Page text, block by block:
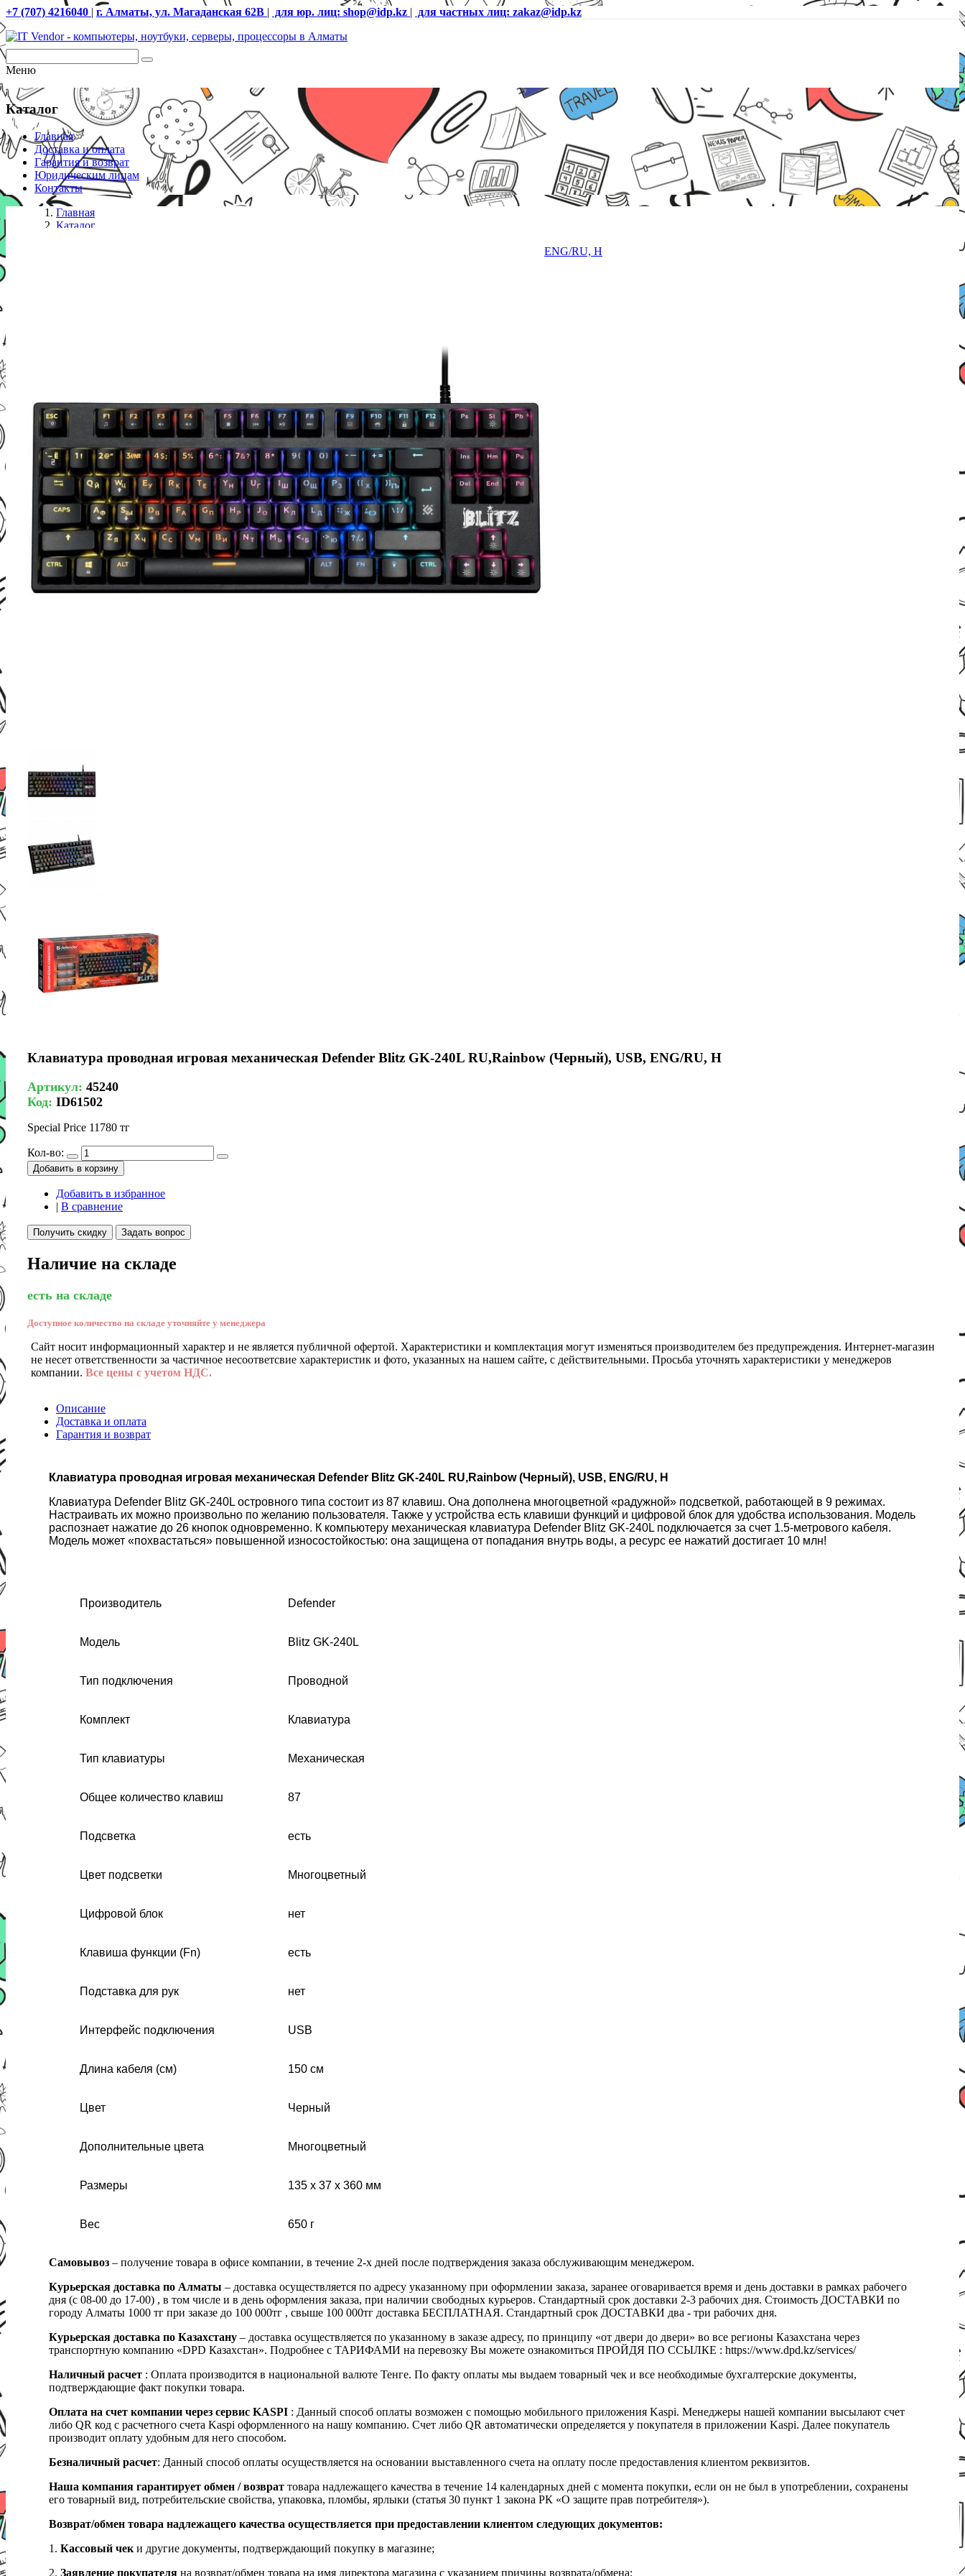
+7 (707) 4216040 | г. Алматы, ул. Магаданская 62В | для юр. лиц: shop@idp.kz | для частных лиц: zakaz@idp.kz
Меню
Каталог
Главная
Доставка и оплата
Гарантия и возврат
Юридическим лицам
Контакты
Главная
Каталог
Клавиатура проводная игровая механическая Defender Blitz GK-240L RU,Rainbow (Черный), USB, ENG/RU, Н
Клавиатура проводная игровая механическая Defender Blitz GK-240L RU,Rainbow (Черный), USB, ENG/RU, Н
Артикул: 45240
Код: ID61502
Special Price 11780 тг
Кол-во:
Добавить в корзину
Добавить в избранное
| В сравнение
Получить скидку Задать вопрос
Наличие на складе
есть на складе
Доступное количество на складе уточняйте у менеджера
Сайт носит информационный характер и не является публичной офертой. Характеристики и комплектация могут изменяться производителем без предупреждения. Интернет-магазин
не несет ответственности за частичное несоответсвие характеристик и фото, указанных на нашем сайте, с действительными. Просьба уточнять характеристики у менеджеров
компании. Все цены с учетом НДС.
Описание
Доставка и оплата
Гарантия и возврат
Клавиатура проводная игровая механическая Defender Blitz GK-240L RU,Rainbow (Черный), USB, ENG/RU, Н
Клавиатура Defender Blitz GK-240L островного типа состоит из 87 клавиш. Она дополнена многоцветной «радужной» подсветкой, работающей в 9 режимах.
Настраивать их можно произвольно по желанию пользователя. Также у устройства есть клавиши функций и цифровой блок для удобства использования. Модель
распознает нажатие до 26 кнопок одновременно. К компьютеру механическая клавиатура Defender Blitz GK-240L подключается за счет 1.5-метрового кабеля.
Модель может «похвастаться» повышенной износостойкостью: она защищена от попадания внутрь воды, а ресурс ее нажатий достигает 10 млн!
Производитель Defender
Модель Blitz GK-240L
Тип подключения Проводной
Комплект Клавиатура
Тип клавиатуры Механическая
Общее количество клавиш 87
Подсветка есть
Цвет подсветки Многоцветный
Цифровой блок нет
Клавиша функции (Fn) есть
Подставка для рук нет
Интерфейс подключения USB
Длина кабеля (см) 150 см
Цвет Черный
Дополнительные цвета Многоцветный
Размеры 135 x 37 x 360 мм
Вес 650 г
Самовывоз – получение товара в офисе компании, в течение 2-х дней после подтверждения заказа обслуживающим менеджером.
Курьерская доставка по Алматы – доставка осуществляется по адресу указанному при оформлении заказа, заранее оговаривается время и день доставки в рамках рабочего
дня (с 08-00 до 17-00) , в том числе и в день оформления заказа, при наличии свободных курьеров. Стандартный срок доставки 2-3 рабочих дня. Стоимость ДОСТАВКИ по
городу Алматы 1000 тг при заказе до 100 000тг , свыше 100 000тг доставка БЕСПЛАТНАЯ. Стандартный срок ДОСТАВКИ два - три рабочих дня.
Курьерская доставка по Казахстану – доставка осуществляется по указанному в заказе адресу, по принципу «от двери до двери» во все регионы Казахстана через
транспортную компанию «DPD Казахстан». Подробнее с ТАРИФАМИ на перевозку Вы можете ознакомиться ПРОЙДЯ ПО ССЫЛКЕ : https://www.dpd.kz/services/
Наличный расчет : Оплата производится в национальной валюте Тенге. По факту оплаты мы выдаем товарный чек и все необходимые бухгалтерские документы,
подтверждающие факт покупки товара.
Оплата на счет компании через сервис KASPI : Данный способ оплаты возможен с помощью мобильного приложения Kaspi. Менеджеры нашей компании высылают счет
либо QR код с расчетного счета Kaspi оформленного на нашу компанию. Счет либо QR автоматически определяется у покупателя в приложении Kaspi. Далее покупатель
производит оплату удобным для него способом.
Безналичный расчет: Данный способ оплаты осуществляется на основании выставленного счета на оплату после предоставления клиентом реквизитов.
Наша компания гарантирует обмен / возврат товара надлежащего качества в течение 14 календарных дней с момента покупки, если он не был в употреблении, сохранены
его товарный вид, потребительские свойства, упаковка, пломбы, ярлыки (статья 30 пункт 1 закона РК «О защите прав потребителя»).
Возврат/обмен товара надлежащего качества осуществляется при предоставлении клиентом следующих документов:
1. Кассовый чек и другие документы, подтверждающий покупку в магазине;
2. Заявление покупателя на возврат/обмен товара на имя директора магазина с указанием причины возврата/обмена;